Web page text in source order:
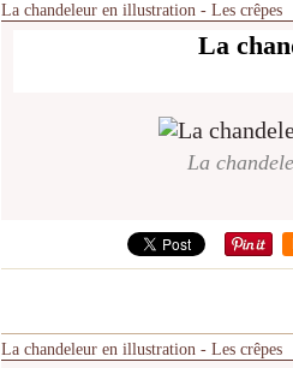
La chandeleur en illustration - Les crêpes
La
La
La chandeleur en illustration - Les crêpes